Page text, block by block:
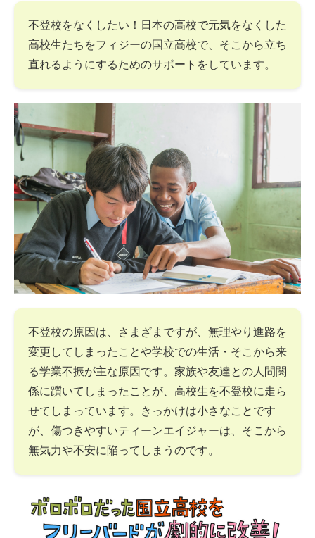
不登校をなくしたい！日本の高校で元気をなくした
高校生たちをフィジーの国立高校で、そこから立ち
直れるようにするためのサポートをしています。
不登校の原因は、さまざまですが、無理やり進路を
変更してしまったことや学校での生活・そこから来
る学業不振が主な原因です。家族や友達との人間関
係に躓いてしまったことが、高校生を不登校に走ら
せてしまっています。きっかけは小さなことです
が、傷つきやすいティーンエイジャーは、そこから
無気力や不安に陥ってしまうのです。